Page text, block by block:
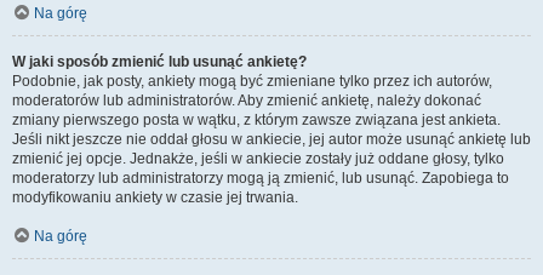
Na górę
W jaki sposób zmienić lub usunąć ankietę?
Podobnie, jak posty, ankiety mogą być zmieniane tylko przez ich autorów,
moderatorów lub administratorów. Aby zmienić ankietę, należy dokonać
zmiany pierwszego posta w wątku, z którym zawsze związana jest ankieta.
Jeśli nikt jeszcze nie oddał głosu w ankiecie, jej autor może usunąć ankietę lub
zmienić jej opcje. Jednakże, jeśli w ankiecie zostały już oddane głosy, tylko
moderatorzy lub administratorzy mogą ją zmienić, lub usunąć. Zapobiega to
modyfikowaniu ankiety w czasie jej trwania.
Na górę